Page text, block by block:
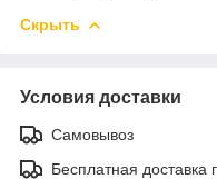
Скрыть
Условия доставки
Самовывоз
Бесплатная доставка